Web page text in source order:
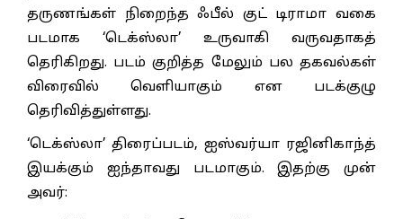
தருணங்கள் நிறைந்த ஃபீல் குட் டிராமா வகை
படமாக ‘டெக்ஸ்லா’ உருவாகி வருவதாகத்
தெரிகிறது. படம் குறித்த மேலும் பல தகவல்கள்
விரைவில் வெளியாகும் என படக்குழு
தெரிவித்துள்ளது.
‘டெக்ஸ்லா’ திரைப்படம், ஐஸ்வர்யா ரஜினிகாந்த்
இயக்கும் ஐந்தாவது படமாகும். இதற்கு முன்
அவர்: